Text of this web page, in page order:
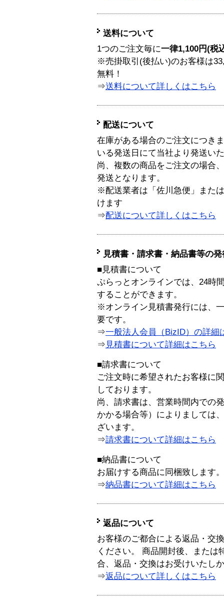
送料について
1つのご注文毎に一律1,100円(税
※売掛取引(後払い)のお客様は
無料！
⇒送料について詳しくはこちら
配送について
在庫がある場合のご注文につき
いる発送日にて当社より発送い
尚、複数の商品をご注文の場合
発送となります。
※配送業者は「佐川急便」また
けます
⇒配送について詳しくはこちら
見積書・請求書・納品書等の
■見積書について
ぷらっとオンラインでは、24時
することができます。
※オンライン見積書発行には、
要です。
⇒一般法人会員（BizID）の詳細
⇒ 見積書について詳細はこちら
■請求書について
ご注文時に希望されたお客様に
しております。
尚、請求書は、営業時間内での
かかる場合等）によりましては
ざいます。
⇒請求書について詳細はこちら
■納品書について
お届けする商品に同梱致します。
⇒納品書について詳細はこちら
返品について
お客様のご都合による返品・交
ください。 商品開封後、または
合、返品・交換はお受けいたし
⇒返品について詳しくはこちら